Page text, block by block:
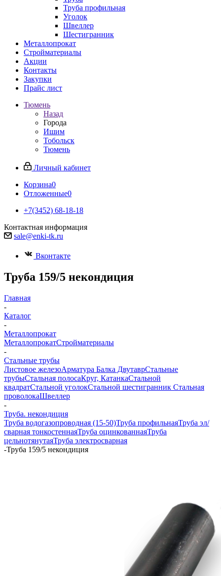
Труба профильная
Уголок
Швеллер
Шестигранник
Металлопрокат
Стройматериалы
Акции
Контакты
Закупки
Прайс лист
Тюмень
Назад
Города
Ишим
Тобольск
Тюмень
Личный кабинет
Корзина0
Отложенные0
+7(3452) 68-18-18
Контактная информация
sale@enki-tk.ru
Вконтакте
Труба 159/5 некондиция
Главная
-
Каталог
-
Металлопрокат
МеталлопрокатСтройматериалы
-
Стальные трубы
Листовое железоАрматура Балка ДвутаврСтальные
трубыСтальная полосаКруг, КатанкаСтальной
квадратСтальной уголокСтальной шестигранник Стальная
проволокаШвеллер
-
Труба. некондиция
Труба водогазопроводная (15-50)Труба профильнаяТруба эл/
сварная тонкостеннаяТруба оцинкованнаяТруба
цельнотянутаяТруба электросварная
-Труба 159/5 некондиция